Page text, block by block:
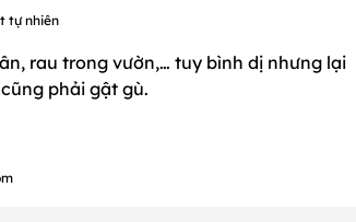
tự nhiên
rau trong vườn,… tuy bình dị nhưng lại
phải gật gù.